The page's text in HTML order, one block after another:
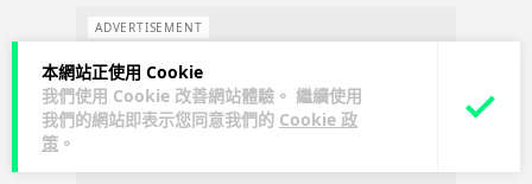
本網站正使用 Cookie
我們使用 Cookie 改善網站體驗。 繼續使用
我們的網站即表示您同意我們的 Cookie 政
策 。
ADVERTISEMENT